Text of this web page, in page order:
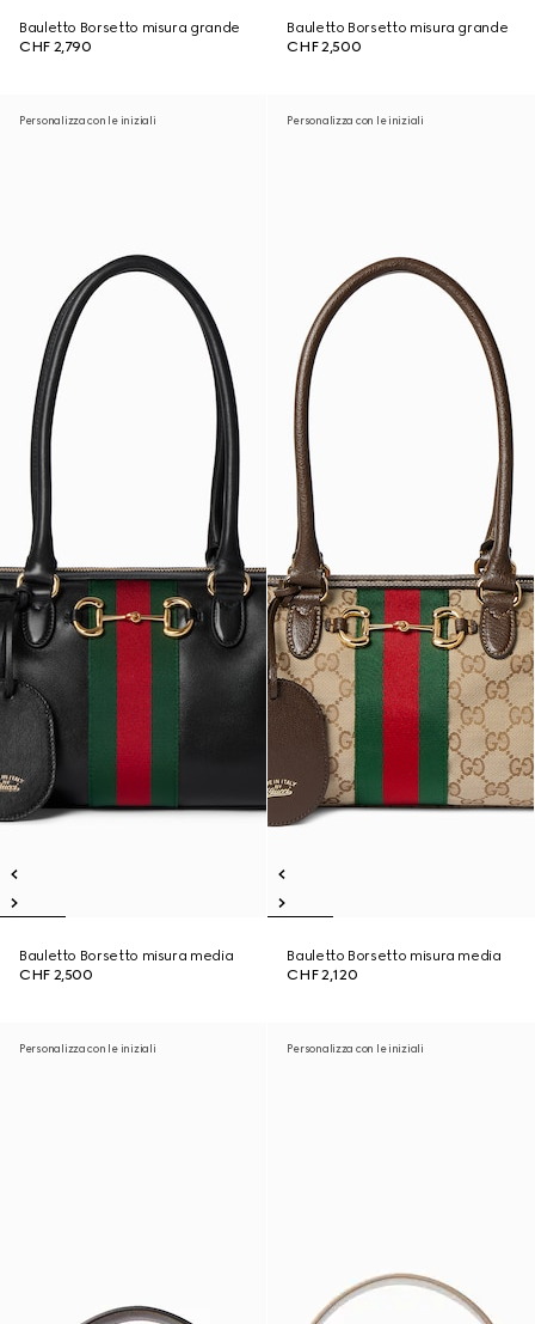
Bauletto Borsetto misura grande
CHF 2,790
Bauletto Borsetto misura grande
CHF 2,500
Personalizza con le iniziali
Bauletto Borsetto misura media
CHF 2,500
Personalizza con le iniziali
Bauletto Borsetto misura media
CHF 2,120
Personalizza con le iniziali Personalizza con le iniziali